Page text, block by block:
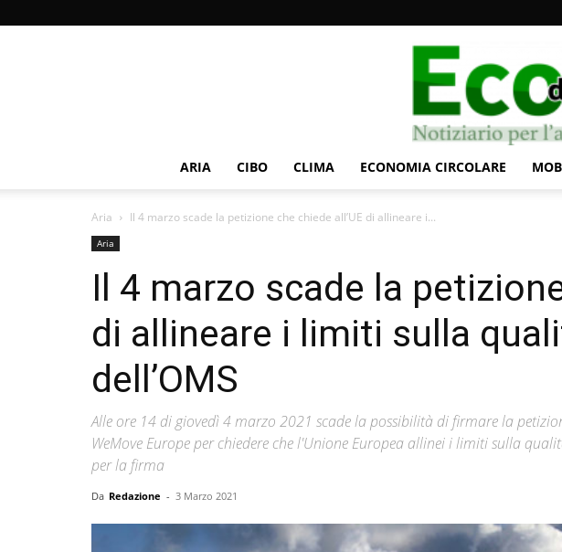
ARIA CIBO CLIMA ECONOMIA CIRCOLARE
Aria Il 4 marzo scade la petizione che chiede all’UE di allineare i...
Aria
Il 4 marzo scade la
di allineare i limiti sulla
dell’OMS
Alle ore 14 di giovedì 4 marzo 2021 scade la possibilità di firmare la
WeMove Europe per chiedere che l'Unione Europea allinei i limiti sulla
per la firma
Da Redazione - 3 Marzo 2021